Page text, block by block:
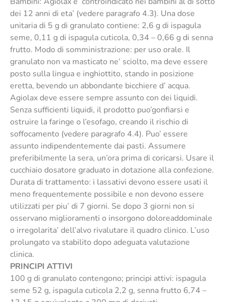
dei 12 anni di eta’ (vedere paragrafo 4.3). Una dose
unitaria di 5 g di granulato contiene: 2,6 g di ispagula
seme, 0,11 g di ispagula cuticola, 0,34 – 0,66 g di senna
frutto. Modo di somministrazione: per uso orale. Il
granulato non va masticato ne’ sciolto, ma deve essere
posto sulla lingua e inghiottito, stando in posizione
eretta, bevendo un abbondante bicchiere d’ acqua.
Agiolax deve essere sempre assunto con dei liquidi.
Senza sufficienti liquidi, il prodotto puo’gonfiarsi e
ostruire la faringe o l’esofago, creando il rischio di
soffocamento (vedere paragrafo 4.4). Puo’ essere
assunto indipendentemente dai pasti. Assumere
preferibilmente la sera, un’ora prima di coricarsi. Usare il
cucchiaio dosatore graduato in dotazione alla confezione.
Durata di trattamento: i lassativi devono essere usati il
meno frequentemente possibile e non devono essere
utilizzati per piu’ di 7 giorni. Se dopo 3 giorni non si
osservano miglioramenti o insorgono doloreaddominale
o irregolarita’ dell’alvo rivalutare il quadro clinico. L’uso
prolungato va stabilito dopo adeguata valutazione
clinica.
PRINCIPI ATTIVI
100 g di granulato contengono; principi attivi: ispagula
seme 52 g, ispagula cuticola 2,2 g, senna frutto 6,74 –